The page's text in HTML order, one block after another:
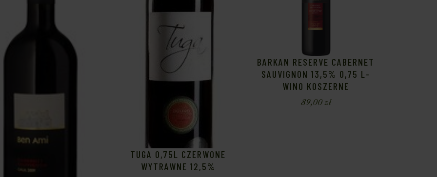
TUGA 0,75L CZERWONE
WYTRAWNE 12,5%
BARKAN RESERVE CABERNET
SAUVIGNON 13,5% 0,75 L-
WINO KOSZERNE
89,00zł